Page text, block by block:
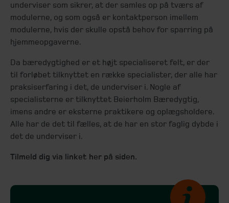
underviser som sikrer, at der samles op på tværs af
modulerne, og som også er kontaktperson imellem
modulerne, hvis der skulle opstå behov for sparring på
hjemmeopgaverne.
Da bæredygtighed er et højt specialiseret felt, er der
til forløbet tilknyttet en række specialister, der alle har
praksiserfaring i det, de underviser i. Nogle af
specialisterne er tilknyttet Beierholm Bæredygtig,
imens andre er eksterne praktikere og oplægsholdere.
Alle har de det til fælles, at de har en stor faglig dybde i
det de underviser i.
Tilmeld dig via linket her på siden.